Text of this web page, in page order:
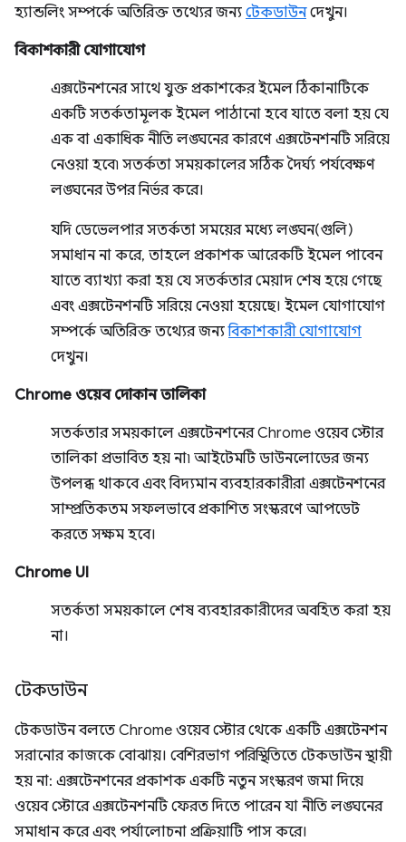
হ্যান্ডলিং সম্পর্কে অতিরিক্ত তথ্যের জন্য টেকডাউনদেখুন।
বিকাশকারী যোগাযোগ
এক্সটেনশনের সাথে যুক্ত প্রকাশকের ইমেল ঠিকানাটিকে
একটি সতর্কতামূলক ইমেল পাঠানো হবে যাতে বলা হয় যে
এক বা একাধিক নীতি লঙ্ঘনের কারণে এক্সটেনশনটি সরিয়ে
নেওয়া হবে৷ সতর্কতা সময়কালের সঠিক দৈর্ঘ্য পর্যবেক্ষণ
লঙ্ঘনের উপর নির্ভর করে।
যদি ডেভেলপার সতর্কতা সময়ের মধ্যে লঙ্ঘন(গুলি)
সমাধান না করে, তাহলে প্রকাশক আরেকটি ইমেল পাবেন
যাতে ব্যাখ্যা করা হয় যে সতর্কতার মেয়াদ শেষ হয়ে গেছে
এবং এক্সটেনশনটি সরিয়ে নেওয়া হয়েছে। ইমেল যোগাযোগ
সম্পর্কে অতিরিক্ত তথ্যের জন্যবিকাশকারী যোগাযোগ
দেখুন।
Chrome ওয়েব দোকান তালিকা
সতর্কতার সময়কালে এক্সটেনশনের Chrome ওয়েব স্টোর
তালিকা প্রভাবিত হয় না৷ আইটেমটি ডাউনলোডের জন্য
উপলব্ধ থাকবে এবং বিদ্যমান ব্যবহারকারীরা এক্সটেনশনের
সাম্প্রতিকতম সফলভাবে প্রকাশিত সংস্করণে আপডেট
করতে সক্ষম হবে।
Chrome UI
সতর্কতা সময়কালে শেষ ব্যবহারকারীদের অবহিত করা হয়
না।
টেকডাউন
টেকডাউন বলতে Chrome ওয়েব স্টোর থেকে একটি এক্সটেনশন
সরানোর কাজকে বোঝায়। বেশিরভাগ পরিস্থিতিতে টেকডাউন স্থায়ী
হয় না: এক্সটেনশনের প্রকাশক একটি নতুন সংস্করণ জমা দিয়ে
ওয়েব স্টোরে এক্সটেনশনটি ফেরত দিতে পারেন যা নীতি লঙ্ঘনের
সমাধান করে এবং পর্যালোচনা প্রক্রিয়াটি পাস করে।